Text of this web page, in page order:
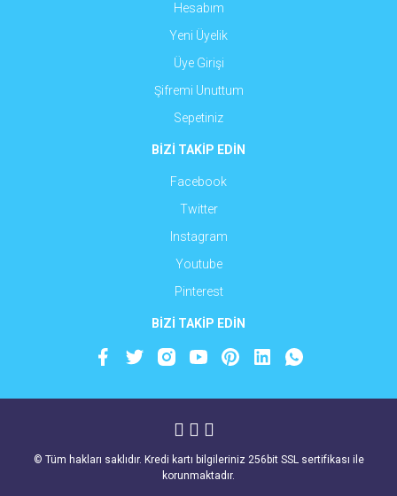
Hesabım
Yeni Üyelik
Üye Girişi
Şifremi Unuttum
Sepetiniz
BİZİ TAKİP EDİN
Facebook
Twitter
Instagram
Youtube
Pinterest
BİZİ TAKİP EDİN
© Tüm hakları saklıdır. Kredi kartı bilgileriniz 256bit SSL sertifikası ile
korunmaktadır.